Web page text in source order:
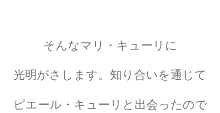
【ベルリン生まれの物理学者｜磁性を使って超
そんなマリ・キューリに
光明がさします。 知り合いを通じて
ピエール・キューリと出会ったので